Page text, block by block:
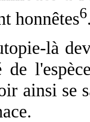
honnêtes6
là
de
ainsi se